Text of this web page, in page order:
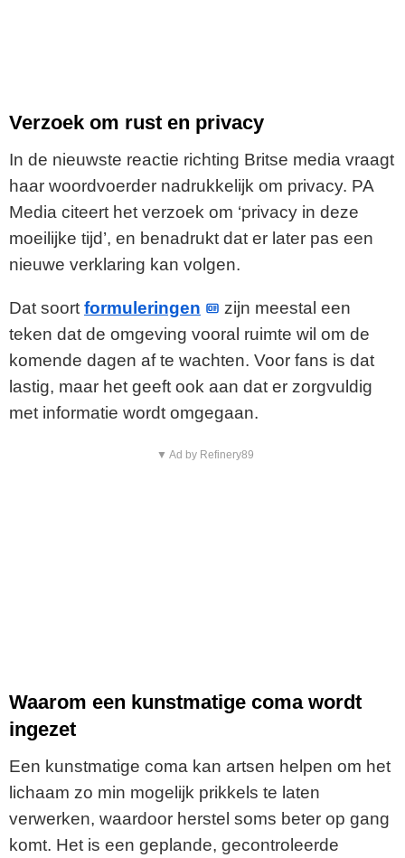
Verzoek om rust en privacy
In de nieuwste reactie richting Britse media vraagt
haar woordvoerder nadrukkelijk om privacy. PA
Media citeert het verzoek om ‘privacy in deze
moeilijke tijd’, en benadrukt dat er later pas een
nieuwe verklaring kan volgen.
Dat soort formuleringen
zijn meestal een
teken dat de omgeving vooral ruimte wil om de
komende dagen af te wachten. Voor fans is dat
lastig, maar het geeft ook aan dat er zorgvuldig
met informatie wordt omgegaan.
▼ Ad by Refinery89
Waarom een kunstmatige coma wordt
ingezet
Een kunstmatige coma kan artsen helpen om het
lichaam zo min mogelijk prikkels te laten
verwerken, waardoor herstel soms beter op gang
komt. Het is een geplande, gecontroleerde